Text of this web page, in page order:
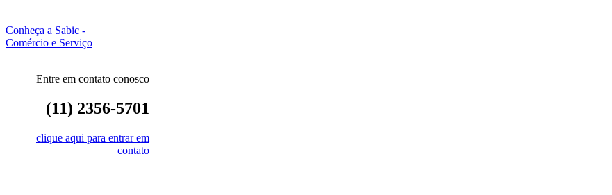
Conheça a Sabic -
Comércio e Serviço
Entre em contato conosco
(11) 2356-5701
clique aqui para entrar em
contato